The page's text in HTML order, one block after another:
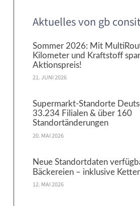
Aktuelles von gb
Sommer 2026: Mit
Kilometer und Kraftstoff
Aktionspreis!
21. JUNI 2026
Supermarkt-Standorte
33.234 Filialen & über 160
Standortänderungen
20. MAI 2026
Neue Standortdaten
Bäckereien – inklusive
12. MAI 2026